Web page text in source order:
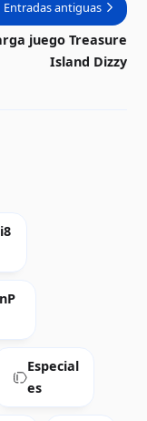
Entradas antiguas
juego Treasure
Island Dizzy
Especial
es